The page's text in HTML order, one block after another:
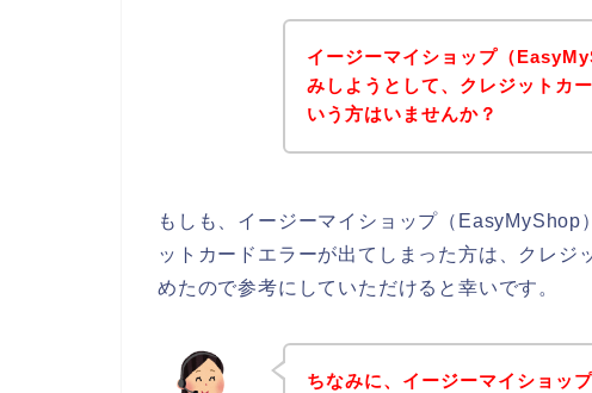
イージーマイショップ（
みしようとして、クレジットカ
いう方はいませんか？
もしも、イージーマイショップ（
ットカードエラーが出てしまった方は、クレジ
めたので参考にしていただけると幸いです。
ちなみに、イージーマイショッ